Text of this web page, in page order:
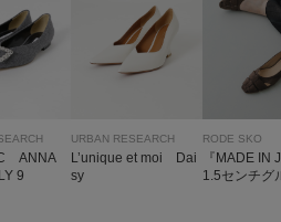
ANNA
9
URBAN RESEARCH
L’unique et moi Dai
sy
RODE SKO
『MADE IN
1.5センチグ